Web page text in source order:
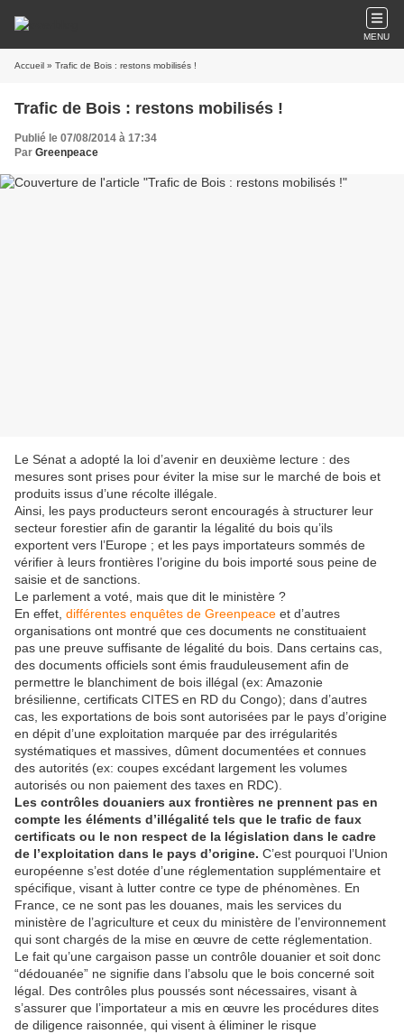
MENU
Accueil » Trafic de Bois : restons mobilisés !
Trafic de Bois : restons mobilisés !
Publié le 07/08/2014 à 17:34
Par Greenpeace
Le Sénat a adopté la loi d’avenir en deuxième lecture : des
mesures sont prises pour éviter la mise sur le marché de bois et
produits issus d’une récolte illégale.
Ainsi, les pays producteurs seront encouragés à structurer leur
secteur forestier afin de garantir la légalité du bois qu’ils
exportent vers l’Europe ; et les pays importateurs sommés de
vérifier à leurs frontières l’origine du bois importé sous peine de
saisie et de sanctions.
Le parlement a voté, mais que dit le ministère ?
En effet, différentes enquêtes de Greenpeace et d’autres
organisations ont montré que ces documents ne constituaient
pas une preuve suffisante de légalité du bois. Dans certains cas,
des documents officiels sont émis frauduleusement afin de
permettre le blanchiment de bois illégal (ex: Amazonie
brésilienne, certificats CITES en RD du Congo); dans d’autres
cas, les exportations de bois sont autorisées par le pays d’origine
en dépit d’une exploitation marquée par des irrégularités
systématiques et massives, dûment documentées et connues
des autorités (ex: coupes excédant largement les volumes
autorisés ou non paiement des taxes en RDC).
Les contrôles douaniers aux frontières ne prennent pas en
compte les éléments d’illégalité tels que le trafic de faux
certificats ou le non respect de la législation dans le cadre
de l’exploitation dans le pays d’origine. C’est pourquoi l’Union
européenne s’est dotée d’une réglementation supplémentaire et
spécifique, visant à lutter contre ce type de phénomènes. En
France, ce ne sont pas les douanes, mais les services du
ministère de l’agriculture et ceux du ministère de l’environnement
qui sont chargés de la mise en œuvre de cette réglementation.
Le fait qu’une cargaison passe un contrôle douanier et soit donc
“dédouanée” ne signifie dans l’absolu que le bois concerné soit
légal. Des contrôles plus poussés sont nécessaires, visant à
s’assurer que l’importateur a mis en œuvre les procédures dites
de diligence raisonnée, qui visent à éliminer le risque